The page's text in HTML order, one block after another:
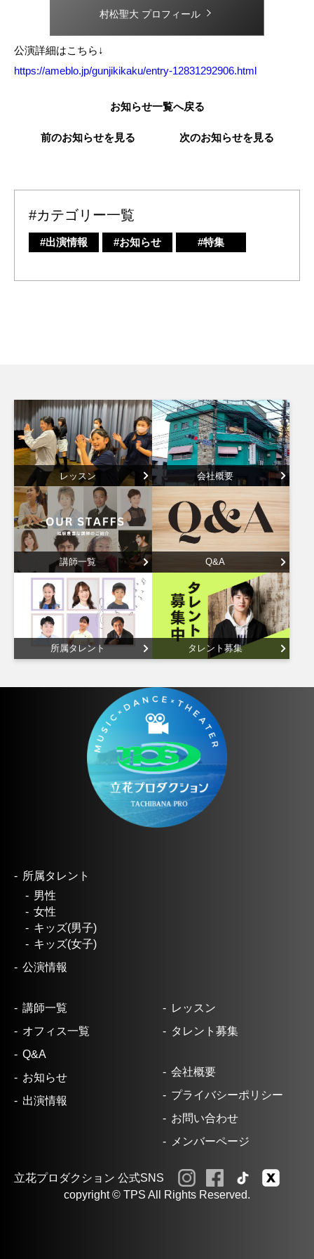
村松聖大 プロフィール
公演詳細はこちら↓
https://ameblo.jp/gunjikikaku/entry-12831292906.html
前のお知らせを見る
お知らせ一覧へ戻る
次のお知らせを見る
#カテゴリー一覧
#出演情報 #お知らせ #特集
レッスン 会社概要
講師一覧 Q&A
所属タレント タレント募集
所属タレント
男性
女性
キッズ(男子)
キッズ(女子)
公演情報
講師一覧
オフィス一覧
Q&A
お知らせ
出演情報
レッスン
タレント募集
会社概要
プライバシーポリシー
お問い合わせ
メンバーページ
立花プロダクション 公式SNS
copyright © TPS All Rights Reserved.